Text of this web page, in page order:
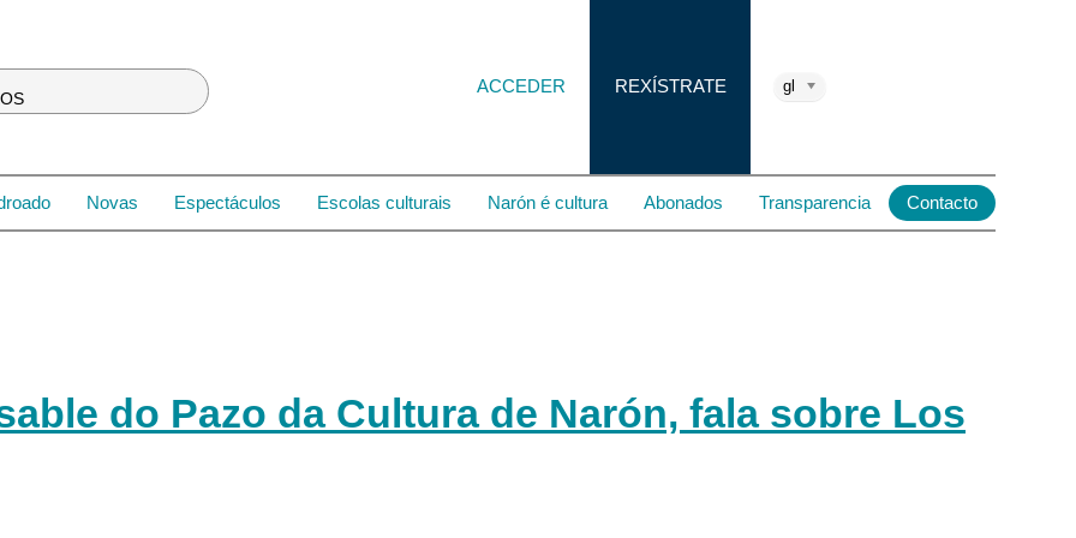
ACCEDER REXÍSTRATE gl
Novas Espectáculos Escolas culturais Narón é cultura Abonados Transparencia Contacto
do Pazo da Cultura de Narón, fala sobre Los